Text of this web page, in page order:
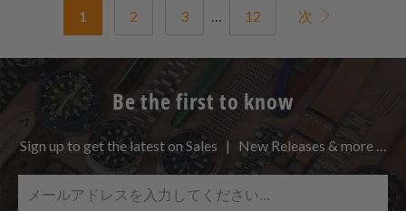
1 2 3 12 次
Be the first to know
Sign up to get the latest on Sales | New Releases & more …